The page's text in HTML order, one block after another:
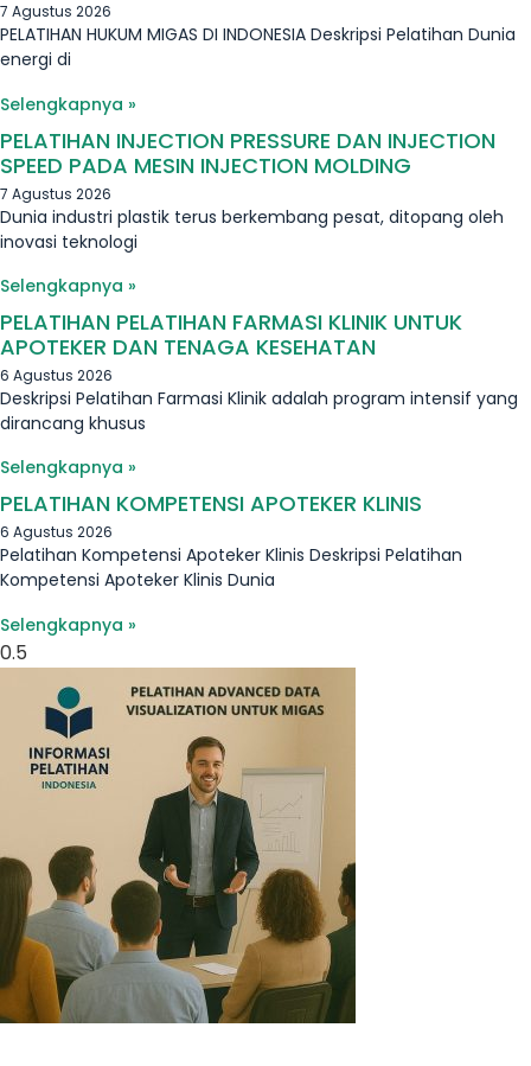
7 Agustus 2026
PELATIHAN HUKUM MIGAS DI INDONESIA Deskripsi Pelatihan Dunia
energi di
Selengkapnya »
PELATIHAN INJECTION PRESSURE DAN INJECTION
SPEED PADA MESIN INJECTION MOLDING
7 Agustus 2026
Dunia industri plastik terus berkembang pesat, ditopang oleh
inovasi teknologi
Selengkapnya »
PELATIHAN PELATIHAN FARMASI KLINIK UNTUK
APOTEKER DAN TENAGA KESEHATAN
6 Agustus 2026
Deskripsi Pelatihan Farmasi Klinik adalah program intensif yang
dirancang khusus
Selengkapnya »
PELATIHAN KOMPETENSI APOTEKER KLINIS
6 Agustus 2026
Pelatihan Kompetensi Apoteker Klinis Deskripsi Pelatihan
Kompetensi Apoteker Klinis Dunia
Selengkapnya »